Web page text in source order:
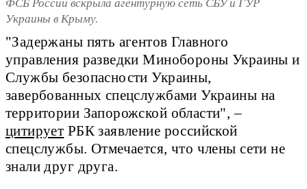
ФСБ России вскрыла агентурную сеть СБУ и ГУР
Украины в Крыму.
"Задержаны пять агентов Главного
управления разведки Минобороны Украины и
Службы безопасности Украины,
завербованных спецслужбами Украины на
территории Запорожской области", –
цитирует РБК заявление российской
спецслужбы. Отмечается, что члены сети не
знали друг друга.